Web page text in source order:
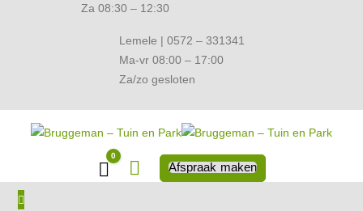
Za 08:30 – 12:30
Lemele | 0572 – 331341
Ma-vr 08:00 – 17:00
Za/zo gesloten
Winkelwagen
0
Afspraak maken